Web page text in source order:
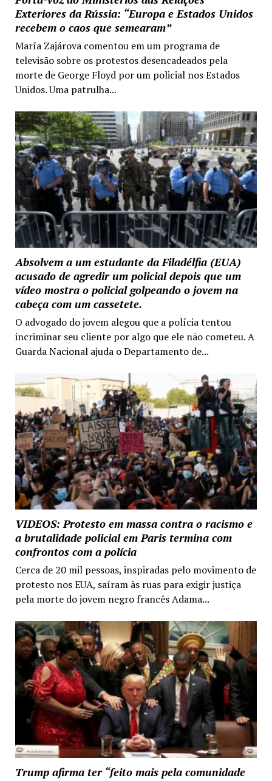
Exteriores da Rússia: “Europa e Estados Unidos
recebem o caos que semearam”
María Zajárova comentou em um programa de
televisão sobre os protestos desencadeados pela
morte de George Floyd por um policial nos Estados
Unidos. Uma patrulha...
Absolvem a um estudante da Filadélfia (EUA)
acusado de agredir um policial depois que um
vídeo mostra o policial golpeando o jovem na
cabeça com um cassetete.
O advogado do jovem alegou que a polícia tentou
incriminar seu cliente por algo que ele não cometeu. A
Guarda Nacional ajuda o Departamento de...
VIDEOS: Protesto em massa contra o racismo e
a brutalidade policial em Paris termina com
confrontos com a polícia
Cerca de 20 mil pessoas, inspiradas pelo movimento de
protesto nos EUA, saíram às ruas para exigir justiça
pela morte do jovem negro francês Adama...
Trump afirma ter “feito mais pela comunidade